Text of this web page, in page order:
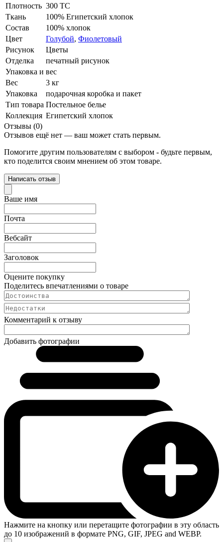
Плотность 300 ТС
Ткань
100% Египетский хлопок
Состав
100% хлопок
Цвет
Голубой, Фиолетовый
Рисунок
Цветы
Отделка
печатный рисунок
Упаковка и вес
Вес
3 кг
Упаковка
подарочная коробка и пакет
Тип товара Постельное белье
Коллекция Египетский хлопок
Отзывы (0)
Отзывов ещё нет — ваш может стать первым.
Помогите другим пользователям с выбором - будьте первым,
кто поделится своим мнением об этом товаре.
Написать отзыв
Ваше имя
Почта
Вебсайт
Заголовок
Оцените покупку
Поделитесь впечатлениями о товаре
Комментарий к отзыву
Добавить фотографии
Нажмите на кнопку или перетащите фотографии в эту область
до 10 изображений в формате PNG, GIF, JPEG and WEBP.